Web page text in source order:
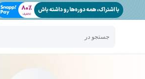
جستجو در